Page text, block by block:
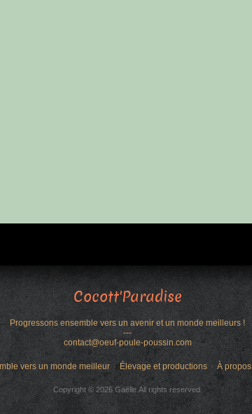
Cocott'Paradise
Progressons ensemble vers un avenir et un monde meilleurs !
---
contact@oeuf-poule-poussin.com
vers un monde meilleur Élevage et productions À propos
Copyright © 2026 Gaëlle.All rights reserved.